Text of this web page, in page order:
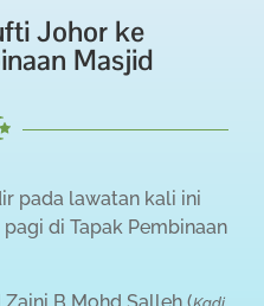
Johor ke
Masjid
pada lawatan kali ini
di Tapak Pembinaan
B Mohd Salleh (